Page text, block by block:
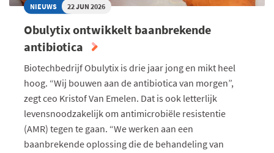
NIEUWS 22 JUN 2026
Obulytix ontwikkelt baanbrekende
antibiotica
Biotechbedrijf Obulytix is drie jaar jong en mikt heel
hoog. “Wij bouwen aan de antibiotica van morgen”,
zegt ceo Kristof Van Emelen. Dat is ook letterlijk
levensnoodzakelijk om antimicrobiële resistentie
(AMR) tegen te gaan. “We werken aan een
baanbrekende oplossing die de behandeling van